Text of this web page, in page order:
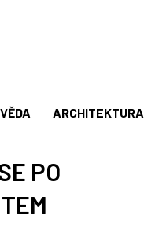
VĚDA ARCHITEKTURA
PO